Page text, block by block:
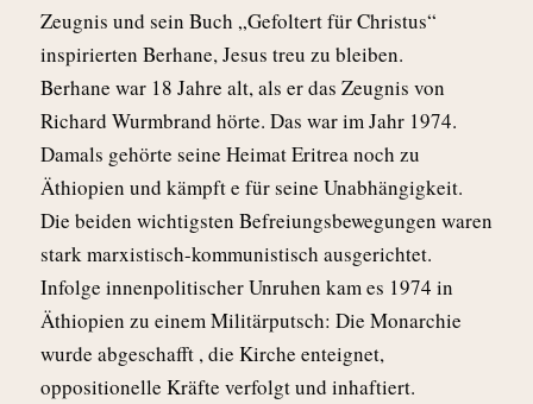
Zeugnis und sein Buch „Gefoltert für Christus“
inspirierten Berhane, Jesus treu zu bleiben.
Berhane war 18 Jahre alt, als er das Zeugnis von
Richard Wurmbrand hörte. Das war im Jahr 1974.
Damals gehörte seine Heimat Eritrea noch zu
Äthiopien und kämpft e für seine Unabhängigkeit.
Die beiden wichtigsten Befreiungsbewegungen waren
stark marxistisch-kommunistisch ausgerichtet.
Infolge innenpolitischer Unruhen kam es 1974 in
Äthiopien zu einem Militärputsch: Die Monarchie
wurde abgeschafft , die Kirche enteignet,
oppositionelle Kräfte verfolgt und inhaftiert.